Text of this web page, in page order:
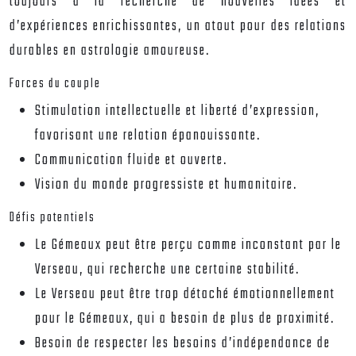
d’expériences enrichissantes, un atout pour des relations
durables en astrologie amoureuse.
Forces du couple
Stimulation intellectuelle et liberté d’expression,
favorisant une relation épanouissante.
Communication fluide et ouverte.
Vision du monde progressiste et humanitaire.
Défis potentiels
Le Gémeaux peut être perçu comme inconstant par le
Verseau, qui recherche une certaine stabilité.
Le Verseau peut être trop détaché émotionnellement
pour le Gémeaux, qui a besoin de plus de proximité.
Besoin de respecter les besoins d’indépendance de